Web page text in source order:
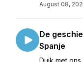
August 08,
De
Spanje
Duik met